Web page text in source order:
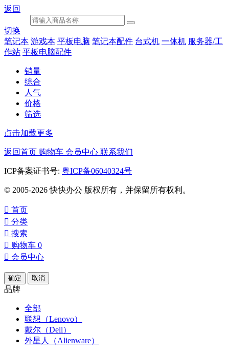
返回
切换
笔记本 游戏本 平板电脑 笔记本配件 台式机 一体机 服务器/工
作站 平板电脑配件
销量
综合
人气
价格
筛选
点击加载更多
返回首页 购物车 会员中心 联系我们
ICP备案证书号: 粤ICP备06040324号
© 2005-2026 快快办公 版权所有，并保留所有权利。
 首页
 分类
 搜索
 购物车 0
 会员中心
确定 取消
品牌
全部
联想（Lenovo）
戴尔（Dell）
外星人（Alienware）